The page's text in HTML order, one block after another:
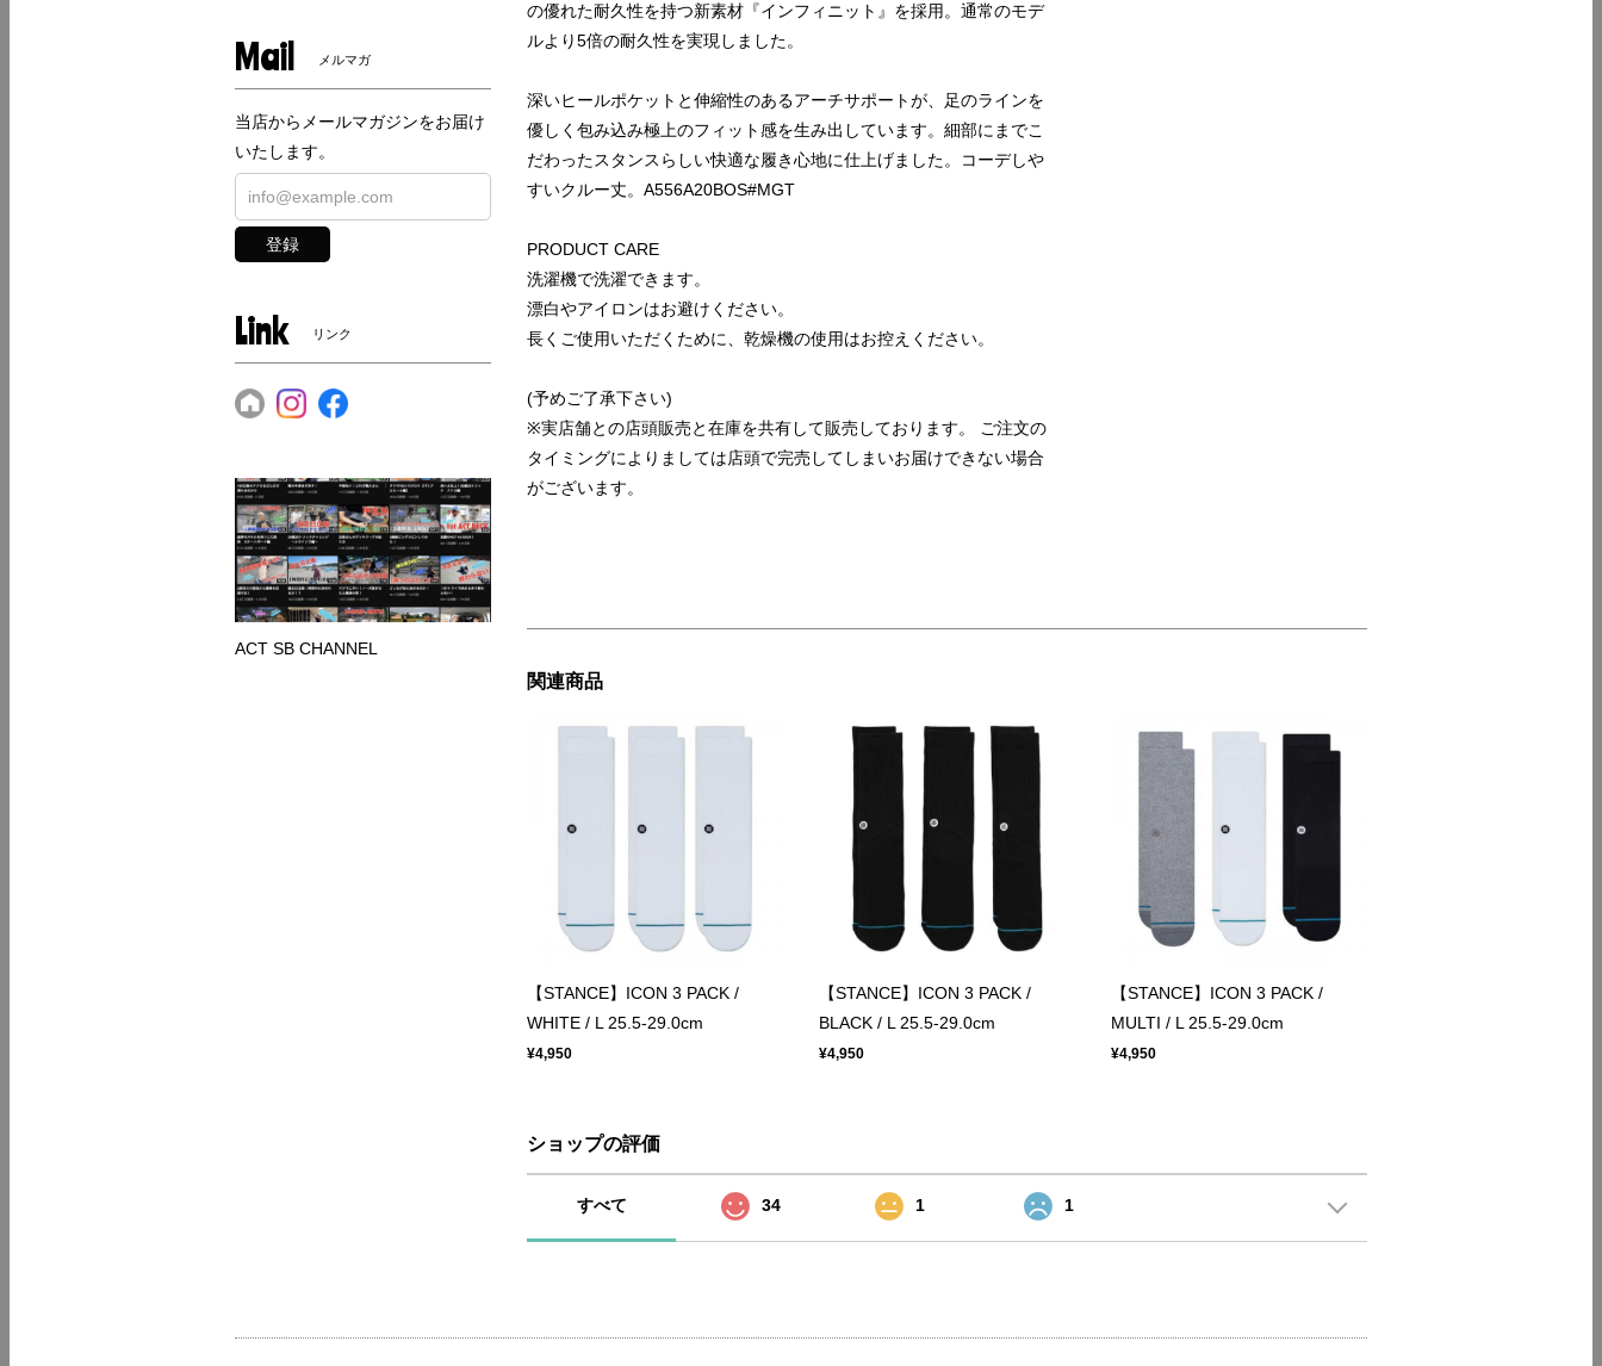
の優れた耐久性を持つ新素材『インフィニット』を採用。通常のモデ
ルより5倍の耐久性を実現しました。
深いヒールポケットと伸縮性のあるアーチサポートが、足のラインを
優しく包み込み極上のフィット感を生み出しています。細部にまでこ
だわったスタンスらしい快適な履き心地に仕上げました。コーデしや
すいクルー丈。A556A20BOS#MGT
PRODUCT CARE
洗濯機で洗濯できます。
漂白やアイロンはお避けください。
長くご使用いただくために、乾燥機の使用はお控えください。
(予めご了承下さい)
※実店舗との店頭販売と在庫を共有して販売しております。 ご注文の
タイミングによりましては店頭で完売してしまいお届けできない場合
がございます。
関連商品
【STANCE】ICON 3 PACK /
WHITE / L 25.5-29.0cm
¥4,950
【STANCE】ICON 3 PACK /
BLACK / L 25.5-29.0cm
¥4,950
【STANCE】ICON 3 PACK /
MULTI / L 25.5-29.0cm
¥4,950
ショップの評価
すべて 34 1 1
Mail メルマガ
当店からメールマガジンをお届け
いたします。
登録
Link リンク
ACT SB CHANNEL